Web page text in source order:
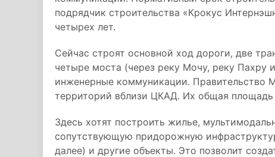
подрядчик строительства «Крокус
четырех лет.
Сейчас строят основной ход дороги, две
четыре моста (через реку Мочу, реку Пахру
инженерные коммуникации. Правительство
территорий вблизи ЦКАД. Их общая площадь
Здесь хотят построить жилье,
сопутствующую придорожную
далее) и другие объекты. Это позволит